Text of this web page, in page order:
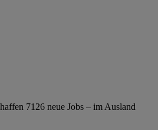
7126 neue Jobs – im Ausland